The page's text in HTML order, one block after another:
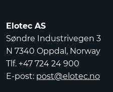
Elotec AS
Søndre Industrivegen 3
N 7340 Oppdal, Norway
Tlf. +47 724 24 900
E-post: post@elotec.no